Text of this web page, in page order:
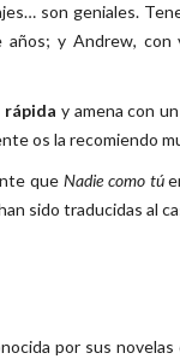
son geniales.
años; y Andrew,
y amena con
os la recomiendo
que Nadie como tú
sido traducidas al
por sus novelas